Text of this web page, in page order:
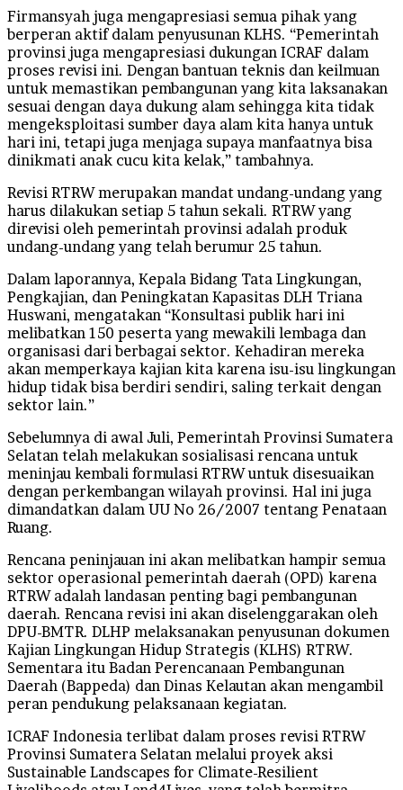
Firmansyah juga mengapresiasi semua pihak yang
berperan aktif dalam penyusunan KLHS. “Pemerintah
provinsi juga mengapresiasi dukungan ICRAF dalam
proses revisi ini. Dengan bantuan teknis dan keilmuan
untuk memastikan pembangunan yang kita laksanakan
sesuai dengan daya dukung alam sehingga kita tidak
mengeksploitasi sumber daya alam kita hanya untuk
hari ini, tetapi juga menjaga supaya manfaatnya bisa
dinikmati anak cucu kita kelak,” tambahnya.
Revisi RTRW merupakan mandat undang-undang yang
harus dilakukan setiap 5 tahun sekali. RTRW yang
direvisi oleh pemerintah provinsi adalah produk
undang-undang yang telah berumur 25 tahun.
Dalam laporannya, Kepala Bidang Tata Lingkungan,
Pengkajian, dan Peningkatan Kapasitas DLH Triana
Huswani, mengatakan “Konsultasi publik hari ini
melibatkan 150 peserta yang mewakili lembaga dan
organisasi dari berbagai sektor. Kehadiran mereka
akan memperkaya kajian kita karena isu-isu lingkungan
hidup tidak bisa berdiri sendiri, saling terkait dengan
sektor lain.”
Sebelumnya di awal Juli, Pemerintah Provinsi Sumatera
Selatan telah melakukan sosialisasi rencana untuk
meninjau kembali formulasi RTRW untuk disesuaikan
dengan perkembangan wilayah provinsi. Hal ini juga
dimandatkan dalam UU No 26/2007 tentang Penataan
Ruang.
Rencana peninjauan ini akan melibatkan hampir semua
sektor operasional pemerintah daerah (OPD) karena
RTRW adalah landasan penting bagi pembangunan
daerah. Rencana revisi ini akan diselenggarakan oleh
DPU-BMTR. DLHP melaksanakan penyusunan dokumen
Kajian Lingkungan Hidup Strategis (KLHS) RTRW.
Sementara itu Badan Perencanaan Pembangunan
Daerah (Bappeda) dan Dinas Kelautan akan mengambil
peran pendukung pelaksanaan kegiatan.
ICRAF Indonesia terlibat dalam proses revisi RTRW
Provinsi Sumatera Selatan melalui proyek aksi
Sustainable Landscapes for Climate-Resilient